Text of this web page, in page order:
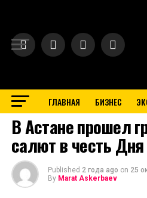
ГЛАВНАЯ БИЗНЕС
BUSINESS
В Астане прошел
салют в честь
Published 2 года ago on 25
By Marat Askerbaev